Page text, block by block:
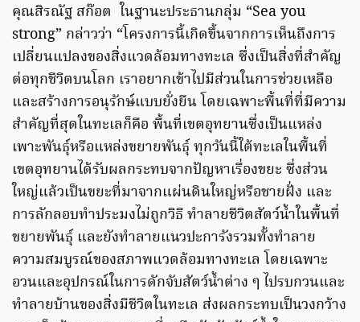
คุณสิรณัฐ สก๊อต ในฐานะประธานกลุ่ม “Sea you
strong” กล่าวว่า “โครงการนี้เกิดขึ้นจากการเห็นถึงการ
เปลี่ยนแปลงของสิ่งแวดล้อมทางทะเล ซึ่งเป็นสิ่งที่สำคัญ
ต่อทุกชีวิตบนโลก เราอยากเข้าไปมีส่วนในการช่วยเหลือ
และสร้างการอนุรักษ์แบบยั่งยืน โดยเฉพาะพื้นที่ที่มีความ
สำคัญที่สุดในทะเลก็คือ พื้นที่เขตอุทยานซึ่งเป็นแหล่ง
เพาะพันธุ์หรือแหล่งขยายพันธุ์ ทุกวันนี้ใต้ทะเลในพื้นที่
เขตอุทยานได้รับผลกระทบจากปัญหาเรื่องขยะ ซึ่งส่วน
ใหญ่แล้วเป็นขยะที่มาจากแผ่นดินใหญ่หรือชายฝั่ง และ
การลักลอบทำประมงไม่ถูกวิธี ทำลายชีวิตสัตว์น้ำในพื้นที่
ขยายพันธุ์ และยังทำลายแนวปะการังรวมทั้งทำลาย
ความสมบูรณ์ของสภาพแวดล้อมทางทะเล โดยเฉพาะ
อวนและอุปกรณ์ในการดักจับสัตว์น้ำต่าง ๆ ไปรบกวนและ
ทำลายบ้านของสิ่งมีชีวิตในทะเล ส่งผลกระทบเป็นวงกว้าง